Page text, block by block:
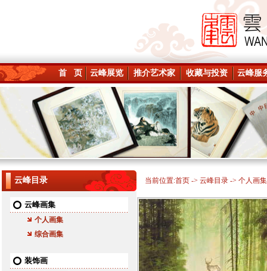
首 页 云峰展览 推介艺术家 收藏与投资 云峰服
云峰目录
云峰画集
个人画集
综合画集
装饰画
当前位置:首页 -> 云峰目录 -> 个人画集